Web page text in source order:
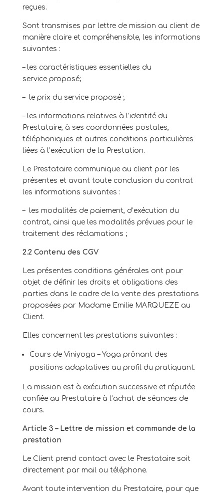
reçues.
Sont transmises par lettre de mission au client de
manière claire et compréhensible, les informations
suivantes :
– les caractéristiques essentielles du
service proposé;
– le prix du service proposé ;
– les informations relatives à l’identité du
Prestataire, à ses coordonnées postales,
téléphoniques et autres conditions particulières
liées à l’exécution de la Prestation.
Le Prestataire communique au client par les
présentes et avant toute conclusion du contrat
les informations suivantes :
– les modalités de paiement, d’exécution du
contrat, ainsi que les modalités prévues pour le
traitement des réclamations ;
2.2 Contenu des CGV
Les présentes conditions générales ont pour
objet de définir les droits et obligations des
parties dans le cadre de la vente des prestations
proposées par Madame Emilie MARQUEZE au
Client.
Elles concernent les prestations suivantes :
Cours de Viniyoga – Yoga prônant des
positions adaptatives au profil du pratiquant.
La mission est à exécution successive et réputée
confiée au Prestataire à l’achat de séances de
cours.
Article 3 – Lettre de mission et commande de la
prestation
Le Client prend contact avec le Prestataire soit
directement par mail ou téléphone.
Avant toute intervention du Prestataire, pour que